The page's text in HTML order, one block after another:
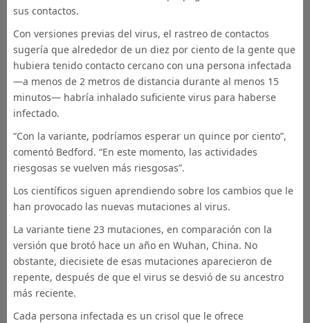
sus contactos.
Con versiones previas del virus, el rastreo de contactos
sugería que alrededor de un diez por ciento de la gente que
hubiera tenido contacto cercano con una persona infectada
—a menos de 2 metros de distancia durante al menos 15
minutos— habría inhalado suficiente virus para haberse
infectado.
“Con la variante, podríamos esperar un quince por ciento”,
comentó Bedford. “En este momento, las actividades
riesgosas se vuelven más riesgosas”.
Los científicos siguen aprendiendo sobre los cambios que le
han provocado las nuevas mutaciones al virus.
La variante tiene 23 mutaciones, en comparación con la
versión que brotó hace un año en Wuhan, China. No
obstante, diecisiete de esas mutaciones aparecieron de
repente, después de que el virus se desvió de su ancestro
más reciente.
Cada persona infectada es un crisol que le ofrece